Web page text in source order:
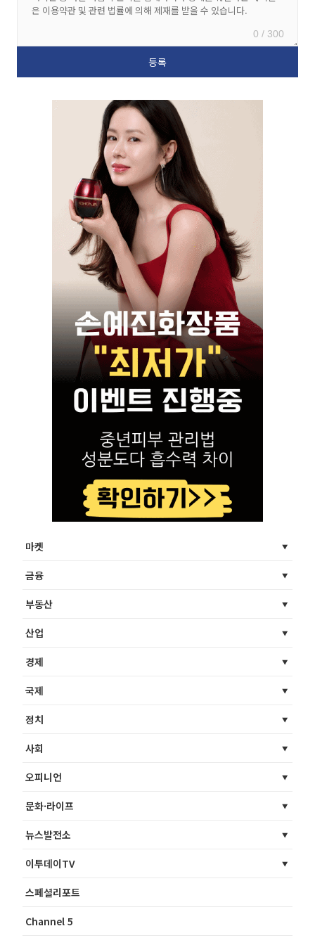
0 / 300
마켓
금융
부동산
산업
경제
국제
정치
사회
오피니언
문화·라이프
뉴스발전소
이투데이TV
스페셜리포트
Channel 5